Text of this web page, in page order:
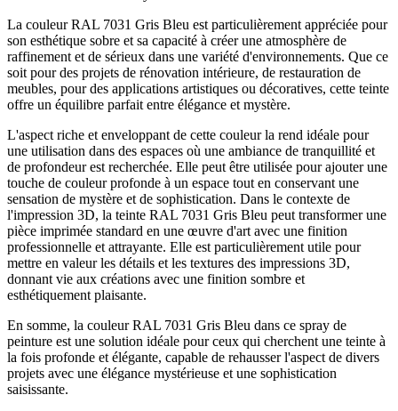
La couleur RAL 7031 Gris Bleu est particulièrement appréciée pour
son esthétique sobre et sa capacité à créer une atmosphère de
raffinement et de sérieux dans une variété d'environnements. Que ce
soit pour des projets de rénovation intérieure, de restauration de
meubles, pour des applications artistiques ou décoratives, cette teinte
offre un équilibre parfait entre élégance et mystère.
L'aspect riche et enveloppant de cette couleur la rend idéale pour
une utilisation dans des espaces où une ambiance de tranquillité et
de profondeur est recherchée. Elle peut être utilisée pour ajouter une
touche de couleur profonde à un espace tout en conservant une
sensation de mystère et de sophistication. Dans le contexte de
l'impression 3D, la teinte RAL 7031 Gris Bleu peut transformer une
pièce imprimée standard en une œuvre d'art avec une finition
professionnelle et attrayante. Elle est particulièrement utile pour
mettre en valeur les détails et les textures des impressions 3D,
donnant vie aux créations avec une finition sombre et
esthétiquement plaisante.
En somme, la couleur RAL 7031 Gris Bleu dans ce spray de
peinture est une solution idéale pour ceux qui cherchent une teinte à
la fois profonde et élégante, capable de rehausser l'aspect de divers
projets avec une élégance mystérieuse et une sophistication
saisissante.